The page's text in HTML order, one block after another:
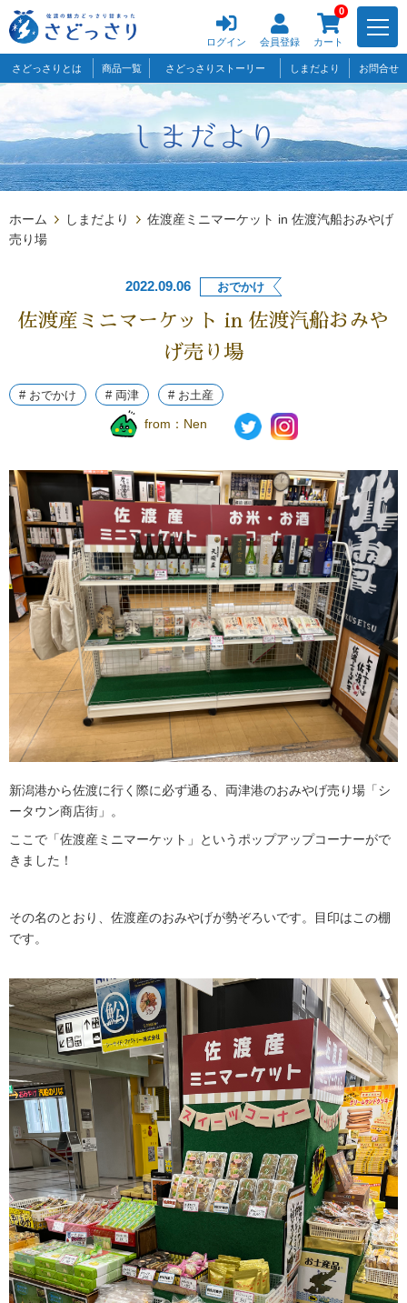
ログイン 会員登録
0
カート
さどっさりとは 商品一覧 さどっさりストーリー しまだより お問合せ
ホーム しまだより
佐渡産ミニマーケット in 佐渡汽船おみやげ
売り場
2022.09.06 おでかけ
佐渡産ミニマーケット in 佐渡汽船おみや
げ売り場
# おでかけ # 両津 # お土産
from： Nen
新潟港から佐渡に行く際に必ず通る、両津港のおみやげ売り場「シ
ータウン商店街」。
ここで「佐渡産ミニマーケット」というポップアップコーナーがで
きました！
その名のとおり、佐渡産のおみやげが勢ぞろいです。目印はこの棚
です。